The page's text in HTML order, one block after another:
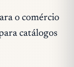
o comércio
catálogos